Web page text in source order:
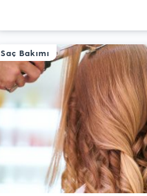
Saç Bakımı